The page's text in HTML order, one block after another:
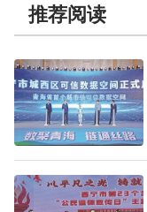
推荐阅读